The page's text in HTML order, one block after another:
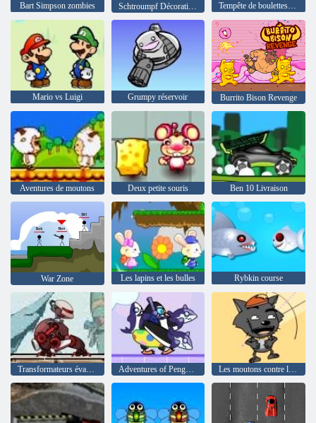
Bart Simpson zombies Schtroumpf Décoration Maison Tempête de boulettes géantes
Mario vs Luigi Grumpy réservoir Burrito Bison Revenge
Aventures de moutons Deux petite souris Ben 10 Livraison
War Zone Les lapins et les bulles Rybkin course
Transformateurs évasion Adventures of Penguins super Les moutons contre les loups